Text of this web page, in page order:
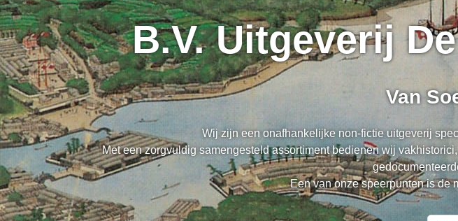
B.V. Uitgeverij
Van
Wij zijn een onafhankelijke non-fictie uitgeverij
Met een zorgvuldig samengesteld assortiment bedienen wij
Een van onze speerpunten is de